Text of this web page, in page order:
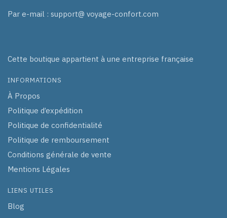
Par e-mail : support@ voyage-confort.com
Cette boutique appartient à une entreprise française
INFORMATIONS
À Propos
Politique d’expédition
Politique de confidentialité
Politique de remboursement
Conditions générale de vente
Mentions Légales
LIENS UTILES
Blog